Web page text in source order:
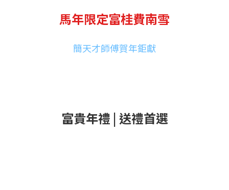
馬年限定富桂費南雪
簡天才師傅賀年鉅獻
富貴年禮 | 送禮首選